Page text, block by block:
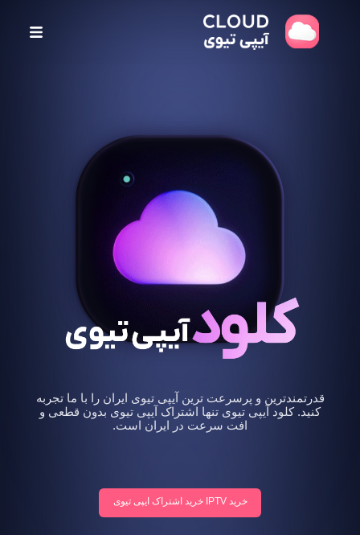
قدرتمندترین و پرسرعت ترین آیپی تیوی ایران را با ما تجربه
کنید. کلود آیپی تیوی تنها اشتراک آیپی تیوی بدون قطعی و
افت سرعت در ایران است.
خرید IPTV خرید اشتراک ایپی تیوی